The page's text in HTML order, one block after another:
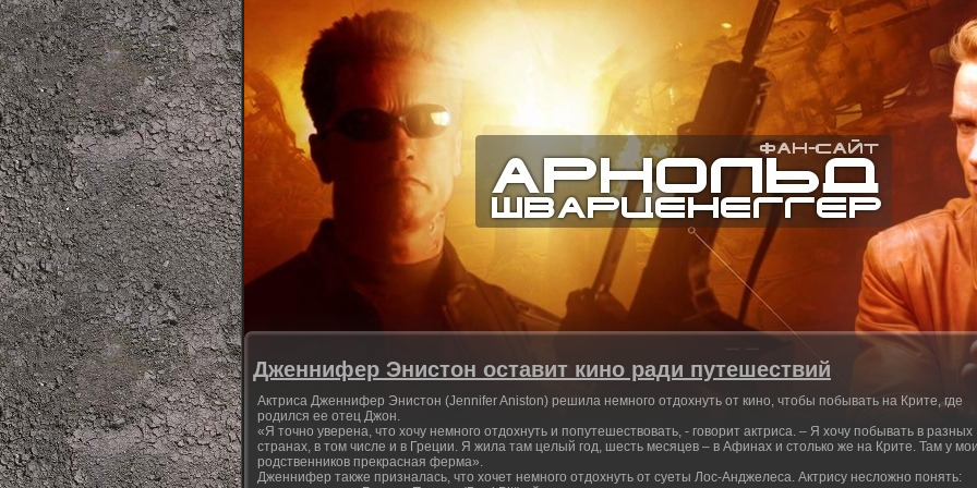
Дженнифер Энистон оставит кино ради путешествий
Актриса Дженнифер Энистон (Jennifer Aniston) решила немного отдохнуть от кино, чтобы побывать на Крите, где
родился ее отец Джон.
«Я точно уверена, что хочу немного отдохнуть и попутешествовать, - говорит актриса. – Я хочу побывать в разных
странах, в том числе и в Греции. Я жила там целый год, шесть месяцев – в Афинах и столько же на Крите. Там у
родственников прекрасная ферма».
Дженнифер также призналась, что хочет немного отдохнуть от суеты Лос-Анджелеса. Актрису несложно понять: